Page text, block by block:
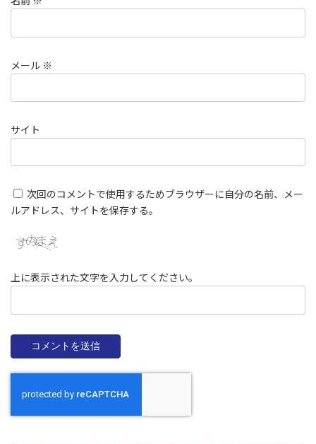
メール ※
サイト
次回のコメントで使用するためブラウザーに自分の名前、メー
ルアドレス、サイトを保存する。
上に表示された文字を入力してください。